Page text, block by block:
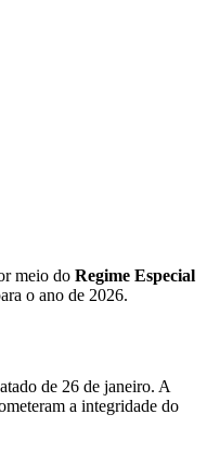
meio do Regime Especial
o ano de 2026.
de 26 de janeiro. A
a integridade do